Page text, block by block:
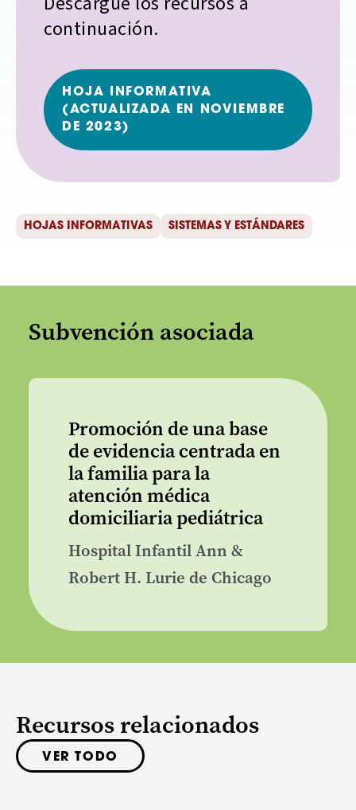
continuación.
HOJA INFORMATIVA
(ACTUALIZADA EN NOVIEMBRE
DE 2023)
HOJAS INFORMATIVAS SISTEMAS Y ESTÁNDARES
Subvención asociada
Promoción de una base
de evidencia centrada en
la familia para la
atención médica
domiciliaria pediátrica
Hospital Infantil Ann &
Robert H. Lurie de Chicago
Recursos relacionados
VER TODO